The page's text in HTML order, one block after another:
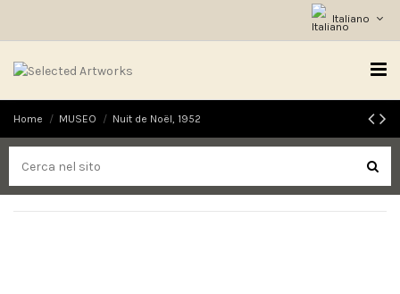
Italiano
Home MUSEO Nuit de Noël, 1952